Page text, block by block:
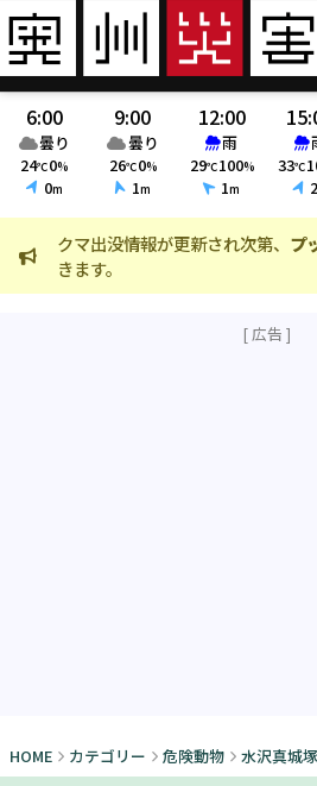
6:00
曇り
24℃0%
0m
9:00
曇り
26℃0%
1m
12:00
雨
29℃100%
1m
33℃
2
クマ出没情報が更新され次第、 プ
きます。
HOME カテゴリー 危険動物 水沢真城